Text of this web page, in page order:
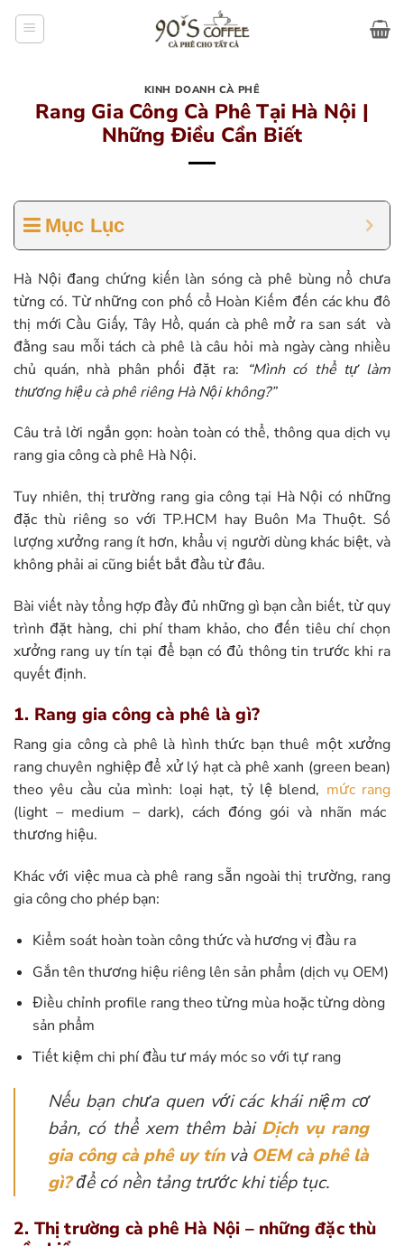
KINH DOANH CÀ PHÊ
Rang Gia Công Cà Phê Tại Hà Nội |
Những Điều Cần Biết
Mục Lục
Hà Nội đang chứng kiến làn sóng cà phê bùng nổ chưa
từng có. Từ những con phố cổ Hoàn Kiếm đến các khu đô
thị mới Cầu Giấy, Tây Hồ, quán cà phê mở ra san sát và
đằng sau mỗi tách cà phê là câu hỏi mà ngày càng nhiều
chủ quán, nhà phân phối đặt ra: “Mình có thể tự làm
thương hiệu cà phê riêng Hà Nội không?”
Câu trả lời ngắn gọn: hoàn toàn có thể, thông qua dịch vụ
rang gia công cà phê Hà Nội.
Tuy nhiên, thị trường rang gia công tại Hà Nội có những
đặc thù riêng so với TP.HCM hay Buôn Ma Thuột. Số
lượng xưởng rang ít hơn, khẩu vị người dùng khác biệt, và
không phải ai cũng biết bắt đầu từ đâu.
Bài viết này tổng hợp đầy đủ những gì bạn cần biết, từ quy
trình đặt hàng, chi phí tham khảo, cho đến tiêu chí chọn
xưởng rang uy tín tại để bạn có đủ thông tin trước khi ra
quyết định.
1. Rang gia công cà phê là gì?
Rang gia công cà phê là hình thức bạn thuê một xưởng
rang chuyên nghiệp để xử lý hạt cà phê xanh (green bean)
theo yêu cầu của mình: loại hạt, tỷ lệ blend, mức rang
(light – medium – dark), cách đóng gói và nhãn mác
thương hiệu.
Khác với việc mua cà phê rang sẵn ngoài thị trường, rang
gia công cho phép bạn:
Kiểm soát hoàn toàn công thức và hương vị đầu ra
Gắn tên thương hiệu riêng lên sản phẩm (dịch vụ OEM)
Điều chỉnh profile rang theo từng mùa hoặc từng dòng
sản phẩm
Tiết kiệm chi phí đầu tư máy móc so với tự rang
Nếu bạn chưa quen với các khái niệm cơ
bản, có thể xem thêm bài Dịch vụ rang
gia công cà phê uy tínvà OEM cà phê là
gì?để có nền tảng trước khi tiếp tục.
2. Thị trường cà phê Hà Nội – những đặc thù